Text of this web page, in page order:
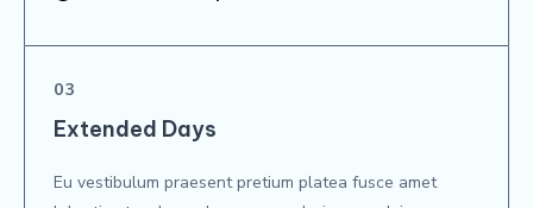
03
Extended Days
Eu vestibulum praesent pretium platea fusce amet